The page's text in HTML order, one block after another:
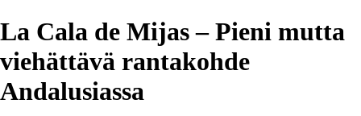
La Cala de Mijas – Pieni mutta
viehättävä rantakohde
Andalusiassa